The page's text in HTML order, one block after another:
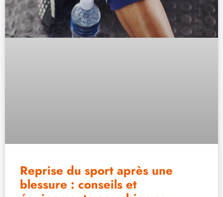
Reprise du sport après une
blessure : conseils et